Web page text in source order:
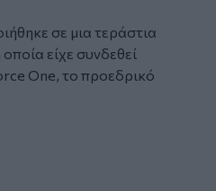
σε μια τεράστια
είχε συνδεθεί
One, το προεδρικό